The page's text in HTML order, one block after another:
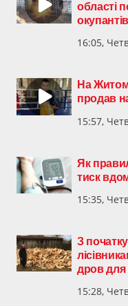
області
16:05,
На
продав
15:57,
Як
тиск
15:35,
З
дров для
15:28,